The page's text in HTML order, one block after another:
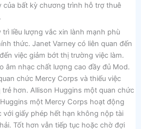
của bất kỳ chương trình hỗ trợ thuê
liều lượng vắc xin lành mạnh phù
thức. Janet Varney có liên quan đến
việc giảm bớt thị trường việc làm.
âm nhạc chất lượng cao đầy đủ Mod.
chức Mercy Corps và thiếu việc
hơn. Allison Huggins một quan chức
một Mercy Corps hoạt động
với giấy phép hết hạn không nộp tài
Tốt hơn vẫn tiếp tục hoặc chờ đợi